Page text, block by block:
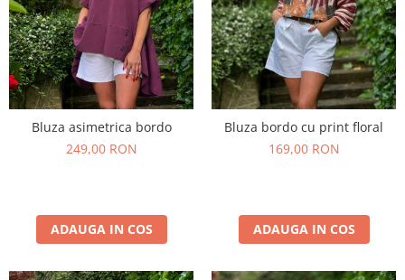
Bluza asimetrica bordo
249,00 RON
ADAUGA IN COS
Bluza bordo cu print floral
169,00 RON
ADAUGA IN COS